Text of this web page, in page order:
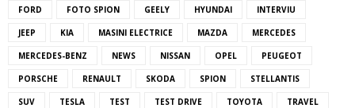
FORD FOTO SPION GEELY HYUNDAI INTERVIU
JEEP KIA MASINI ELECTRICE MAZDA MERCEDES
MERCEDES-BENZ NEWS NISSAN OPEL PEUGEOT
PORSCHE RENAULT SKODA SPION STELLANTIS
SUV TESLA TEST TEST DRIVE TOYOTA TRAVEL